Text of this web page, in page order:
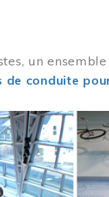
un ensemble
de conduite